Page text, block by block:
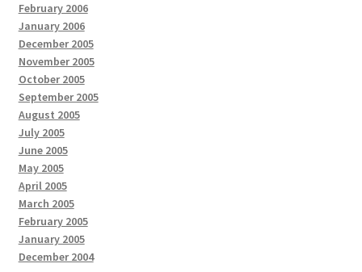
February 2006
January 2006
December 2005
November 2005
October 2005
September 2005
August 2005
July 2005
June 2005
May 2005
April 2005
March 2005
February 2005
January 2005
December 2004